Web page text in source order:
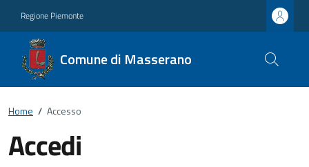
Regione Piemonte
Comune di Masserano
Home / Accesso
Accedi